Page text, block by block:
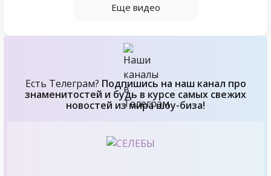
Еще видео
Есть Телеграм? Подпишись на наш канал про
знаменитостей и будь в курсе самых свежих
новостей из мира шоу-биза!